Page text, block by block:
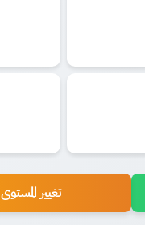
تغيير المستوى